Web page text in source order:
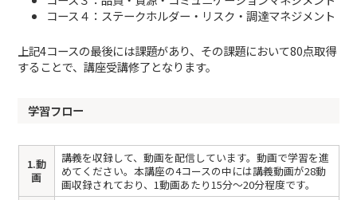
コース４：ステークホルダー・リスク・調達マネジメント
上記4コースの最後には課題があり、その課題において80点取得
することで、講座受講修了となります。
学習フロー
1.動
画
講義を収録して、動画を配信しています。動画で学習を進
めてください。本講座の4コースの中には講義動画が28動
画収録されており、1動画あたり15分～20分程度です。